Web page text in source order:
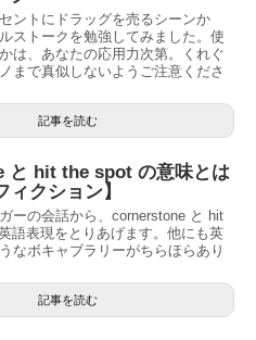
ントにドラッグを売るシーンか
ストークを勉強してみました。使
は、あなたの応用力次第。くれぐ
まで真似しないようご注意くださ
記事を読む
と hit the spot の意味とは
ィクション】
ーの会話から、cornerstone と hit
語表現をとりあげます。他にも英
なボキャブラリーがちらほらあり
記事を読む